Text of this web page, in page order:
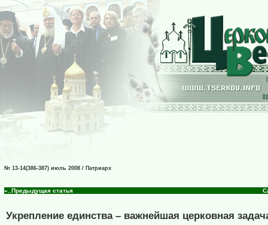
№ 13-14(386-387) июль 2008 / Патриарх
«..Предыдущая статья
Укрепление единства – важнейшая церковная